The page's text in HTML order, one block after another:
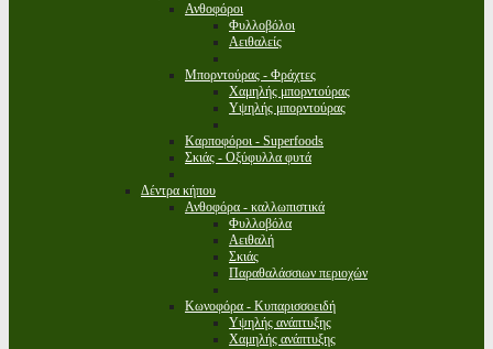
Ανθοφόροι
Φυλλοβόλοι
Αειθαλείς
Μπορντούρας - Φράχτες
Χαμηλής μπορντούρας
Υψηλής μπορντούρας
Καρποφόροι - Superfoods
Σκιάς - Οξύφυλλα φυτά
Δέντρα κήπου
Ανθοφόρα - καλλωπιστικά
Φυλλοβόλα
Αειθαλή
Σκιάς
Παραθαλάσσιων περιοχών
Κωνοφόρα - Κυπαρισσοειδή
Υψηλής ανάπτυξης
Χαμηλής ανάπτυξης